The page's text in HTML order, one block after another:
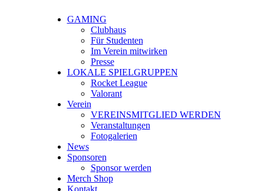
GAMING
Clubhaus
Für Studenten
Im Verein mitwirken
Presse
LOKALE SPIELGRUPPEN
Rocket League
Valorant
Verein
VEREINSMITGLIED WERDEN
Veranstaltungen
Fotogalerien
News
Sponsoren
Sponsor werden
Merch Shop
Kontakt